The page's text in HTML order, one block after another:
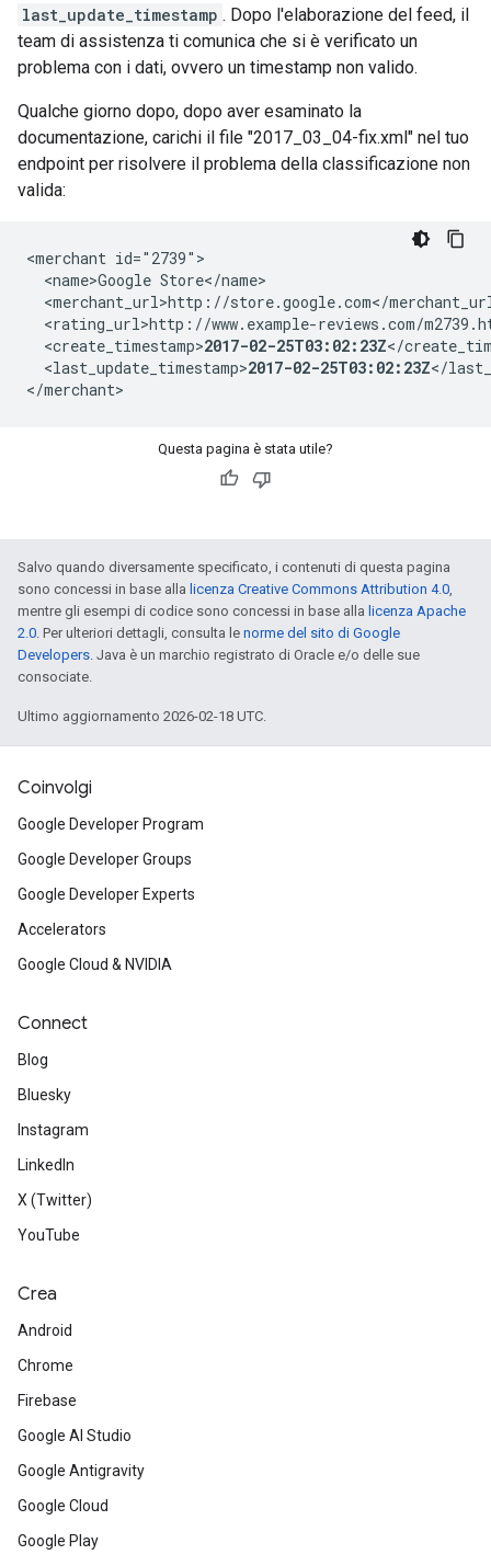
last_update_timestamp . Dopo l'elaborazione del feed, il
team di assistenza ti comunica che si è verificato un
problema con i dati, ovvero un timestamp non valido.
Qualche giorno dopo, dopo aver esaminato la
documentazione, carichi il file "2017_03_04-fix.xml" nel tuo
endpoint per risolvere il problema della classificazione non
valida:
<merchant id="2739">
  <name>Google Store</name>
<merchant_url>http://store.google.com</
<rating_url>http://www.example-reviews.com/
  <create_timestamp>
2017-02-25T03:02:23Z</
  <last_update_timestamp>
2017-02-25T03:02:23Z</
</merchant>
Questa pagina è stata utile?
Salvo quando diversamente specificato, i contenuti di questa pagina
sono concessi in base alla licenza Creative Commons Attribution 4.0,
mentre gli esempi di codice sono concessi in base alla licenza Apache
2.0. Per ulteriori dettagli, consulta le norme del sito di Google
Developers. Java è un marchio registrato di Oracle e/o delle sue
consociate.
Ultimo aggiornamento 2026-02-18 UTC.
Coinvolgi
Google Developer Program
Google Developer Groups
Google Developer Experts
Accelerators
Google Cloud & NVIDIA
Connect
Blog
Bluesky
Instagram
LinkedIn
X (Twitter)
YouTube
Crea
Android
Chrome
Firebase
Google AI Studio
Google Antigravity
Google Cloud
Google Play